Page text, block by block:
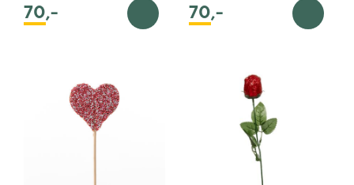
70,- Legg i handlekurv
70,- Legg i